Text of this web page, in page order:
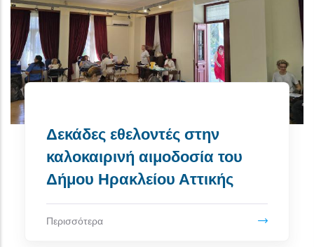
Δεκάδες εθελοντές στην
καλοκαιρινή αιμοδοσία του
Δήμου Ηρακλείου Αττικής
Περισσότερα